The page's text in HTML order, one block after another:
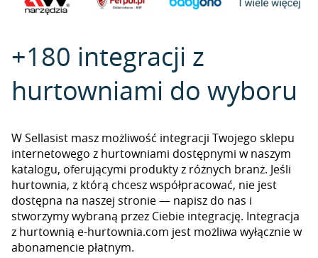
+180 integracji z
hurtowniami do wyboru
W Sellasist masz możliwość integracji Twojego sklepu
internetowego z hurtowniami dostępnymi w naszym
katalogu, oferującymi produkty z różnych branż. Jeśli
hurtownia, z którą chcesz współpracować, nie jest
dostępna na naszej stronie — napisz do nas i
stworzymy wybraną przez Ciebie integrację. Integracja
z hurtownią e-hurtownia.com jest możliwa wyłącznie w
abonamencie płatnym.